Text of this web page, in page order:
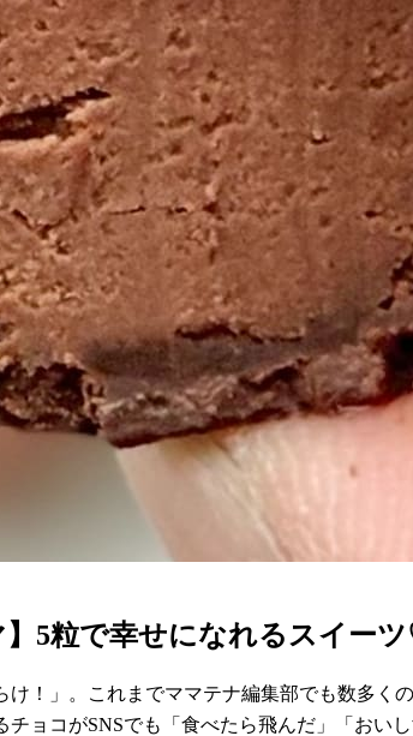
5粒で幸せになれるスイー
！」。これまでママテナ編集部でも数多
ョコがSNSでも「食べたら飛んだ」「おい